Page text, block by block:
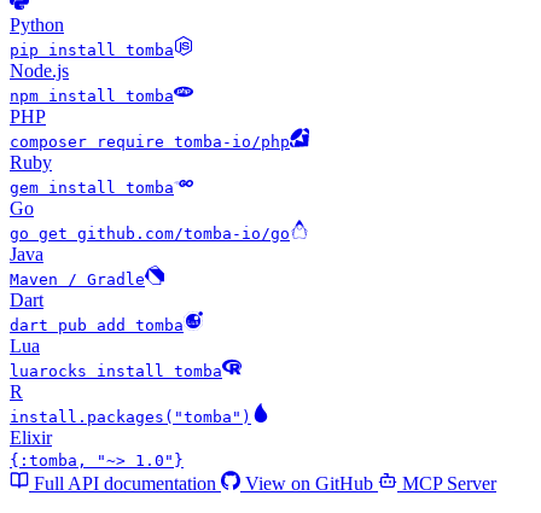
Python
pip install tomba
Node.js
npm install tomba
PHP
composer require tomba-io/php
Ruby
gem install tomba
Go
go get github.com/tomba-io/go
Java
Maven / Gradle
Dart
dart pub add tomba
Lua
luarocks install tomba
R
install.packages("tomba")
Elixir
{:tomba, "~> 1.0"}
Full API documentation View on GitHub MCP Server